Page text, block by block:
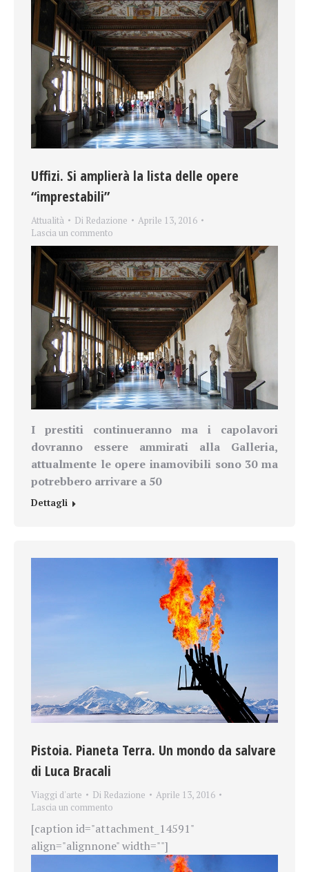
Uffizi. Si amplierà la lista delle opere
“imprestabili”
Attualità Di Redazione
Aprile 13, 2016
Lascia un commento
I prestiti continueranno ma i capolavori
dovranno essere ammirati alla Galleria,
attualmente le opere inamovibili sono 30 ma
potrebbero arrivare a 50
Dettagli
Pistoia. Pianeta Terra. Un mondo da salvare
di Luca Bracali
Viaggi d'arte Di Redazione
Aprile 13, 2016
Lascia un commento
[caption id="attachment_14591"
align="alignnone" width=""]